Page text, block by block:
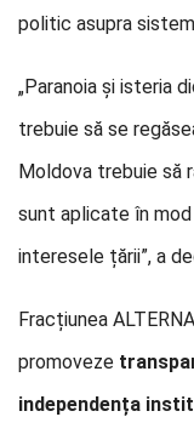
politic asupra
„Paranoia și isteria
trebuie să se
Moldova trebuie să
sunt aplicate în
interesele țării”, a
Fracțiunea
promoveze
independența